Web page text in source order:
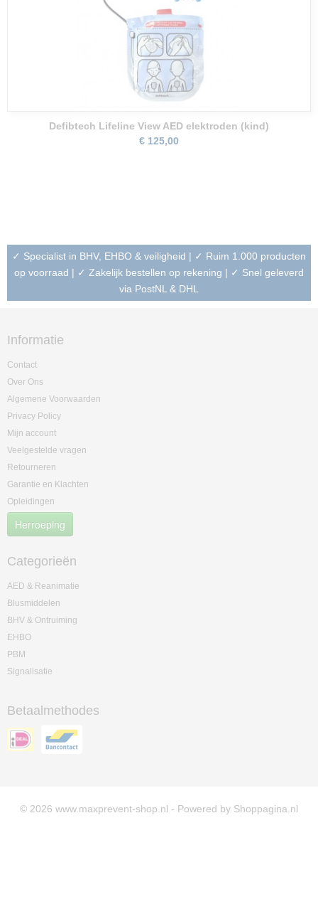
Defibtech Lifeline View AED elektroden (kind)
€ 125,00
✓ Specialist in BHV, EHBO & veiligheid | ✓ Ruim 1.000 producten
op voorraad | ✓ Zakelijk bestellen op rekening | ✓ Snel geleverd
via PostNL & DHL
Informatie
Contact
Over Ons
Algemene Voorwaarden
Privacy Policy
Mijn account
Veelgestelde vragen
Retourneren
Garantie en Klachten
Opleidingen
Herroeping
Categorieën
AED & Reanimatie
Blusmiddelen
BHV & Ontruiming
EHBO
PBM
Signalisatie
Betaalmethodes
© 2026 www.maxprevent-shop.nl - Powered by Shoppagina.nl